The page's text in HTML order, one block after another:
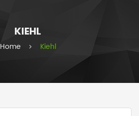
KIEHL
Home Kiehl